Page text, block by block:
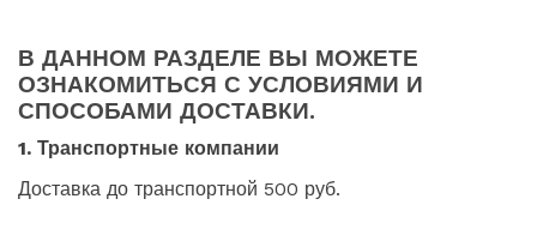
В ДАННОМ РАЗДЕЛЕ ВЫ МОЖЕТЕ
ОЗНАКОМИТЬСЯ С УСЛОВИЯМИ И
СПОСОБАМИ ДОСТАВКИ.
1. Транспортные компании
Доставка до транспортной 500 руб.